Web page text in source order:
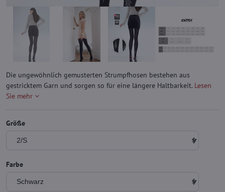
Die ungewöhnlich gemusterten Strumpfhosen bestehen aus
gestricktem Garn und sorgen so für eine längere Haltbarkeit. Lesen
Sie mehr
Größe
Farbe